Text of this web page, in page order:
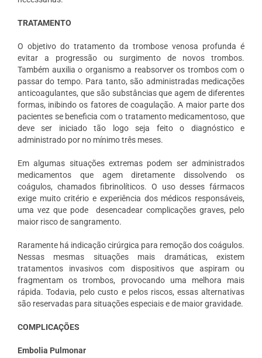
TRATAMENTO
O objetivo do tratamento da trombose venosa profunda é
evitar a progressão ou surgimento de novos trombos.
Também auxilia o organismo a reabsorver os trombos com o
passar do tempo. Para tanto, são administradas medicações
anticoagulantes, que são substâncias que agem de diferentes
formas, inibindo os fatores de coagulação. A maior parte dos
pacientes se beneficia com o tratamento medicamentoso, que
deve ser iniciado tão logo seja feito o diagnóstico e
administrado por no mínimo três meses.
Em algumas situações extremas podem ser administrados
medicamentos que agem diretamente dissolvendo os
coágulos, chamados fibrinolíticos. O uso desses fármacos
exige muito critério e experiência dos médicos responsáveis,
uma vez que pode
desencadear complicações graves, pelo
maior risco de sangramento.
Raramente há indicação cirúrgica para remoção dos coágulos.
Nessas mesmas situações mais dramáticas, existem
tratamentos invasivos com dispositivos que aspiram ou
fragmentam os trombos, provocando uma melhora mais
rápida. Todavia, pelo custo e pelos riscos, essas alternativas
são reservadas para situações especiais e de maior gravidade.
COMPLICAÇÕES
Embolia Pulmonar